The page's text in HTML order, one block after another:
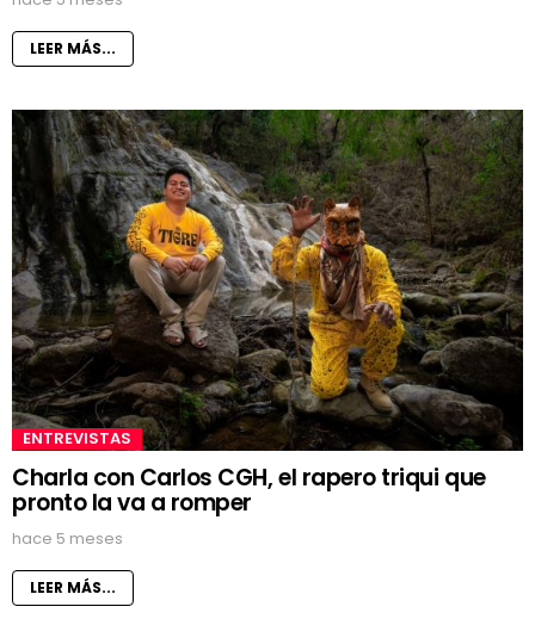
LEER MÁS...
ENTREVISTAS
Charla con Carlos CGH, el rapero triqui que
pronto la va a romper
hace 5 meses
LEER MÁS...